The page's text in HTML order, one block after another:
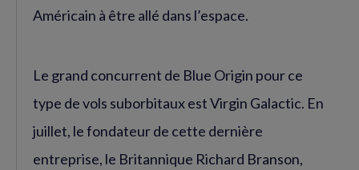
Américain à être allé dans l’espace.
Le grand concurrent de Blue Origin pour ce
type de vols suborbitaux est Virgin Galactic. En
juillet, le fondateur de cette dernière
entreprise, le Britannique Richard Branson,